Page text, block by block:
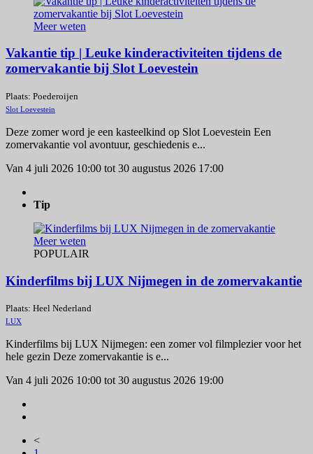
Meer weten
Vakantie tip | Leuke kinderactiviteiten tijdens de
zomervakantie bij Slot Loevestein
Plaats: Poederoijen
Slot Loevestein
Deze zomer word je een kasteelkind op Slot Loevestein Een
zomervakantie vol avontuur, geschiedenis e...
Van 4 juli 2026 10:00 tot 30 augustus 2026 17:00
Tip
Meer weten
POPULAIR
Kinderfilms bij LUX Nijmegen in de zomervakantie
Plaats: Heel Nederland
LUX
Kinderfilms bij LUX Nijmegen: een zomer vol filmplezier voor het
hele gezin Deze zomervakantie is e...
Van 4 juli 2026 10:00 tot 30 augustus 2026 19:00
<